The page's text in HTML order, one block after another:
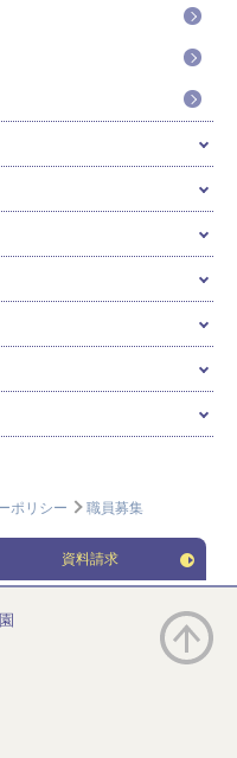
ポリシー 職員募集
資料請求